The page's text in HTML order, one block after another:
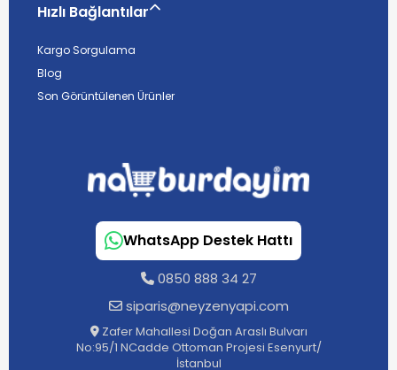
Hızlı Bağlantılar
Kargo Sorgulama
Blog
Son Görüntülenen Ürünler
WhatsApp Destek Hattı
0850 888 34 27
siparis@neyzenyapi.com
Zafer Mahallesi Doğan Araslı Bulvarı
No:95/1 NCadde Ottoman Projesi Esenyurt/
İstanbul